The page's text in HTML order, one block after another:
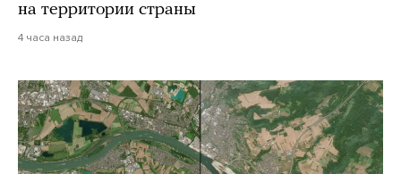
на территории страны
4 часа назад